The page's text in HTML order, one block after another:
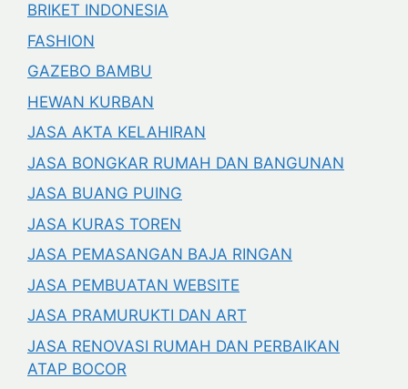
BRIKET INDONESIA
FASHION
GAZEBO BAMBU
HEWAN KURBAN
JASA AKTA KELAHIRAN
JASA BONGKAR RUMAH DAN BANGUNAN
JASA BUANG PUING
JASA KURAS TOREN
JASA PEMASANGAN BAJA RINGAN
JASA PEMBUATAN WEBSITE
JASA PRAMURUKTI DAN ART
JASA RENOVASI RUMAH DAN PERBAIKAN
ATAP BOCOR